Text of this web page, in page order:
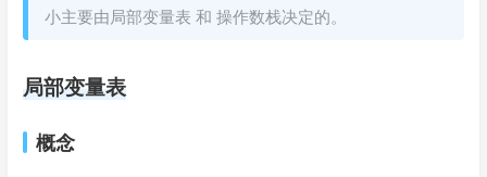
小主要由局部变量表 和 操作数栈决定的。
局部变量表
概念